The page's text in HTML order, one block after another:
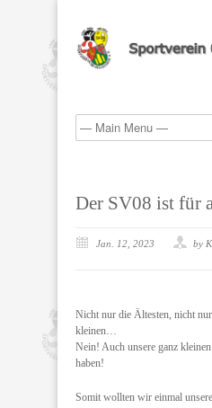
Der SV08 ist für
Jan. 12, 2023
by
Nicht nur die Ältesten, nicht
kleinen…
Nein! Auch unsere ganz
haben!
Somit wollten wir einmal